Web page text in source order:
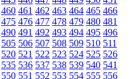
460 461 462 463 464 465 466
475 476 477 478 479 480 481
490 491 492 493 494 495 496
505 506 507 508 509 510 511
520 521 522 523 524 525 526
535 536 537 538 539 540 541
550 551 552 553 554 555 556